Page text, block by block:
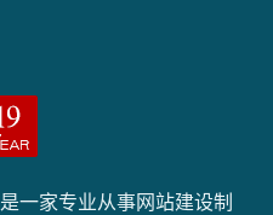
一家专业从事网站建设制